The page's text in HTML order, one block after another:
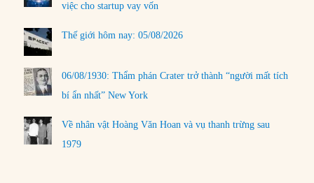
việc cho startup vay vốn
Thế giới hôm nay: 05/08/2026
06/08/1930: Thẩm phán Crater trở thành “người mất tích
bí ẩn nhất” New York
Về nhân vật Hoàng Văn Hoan và vụ thanh trừng sau
1979